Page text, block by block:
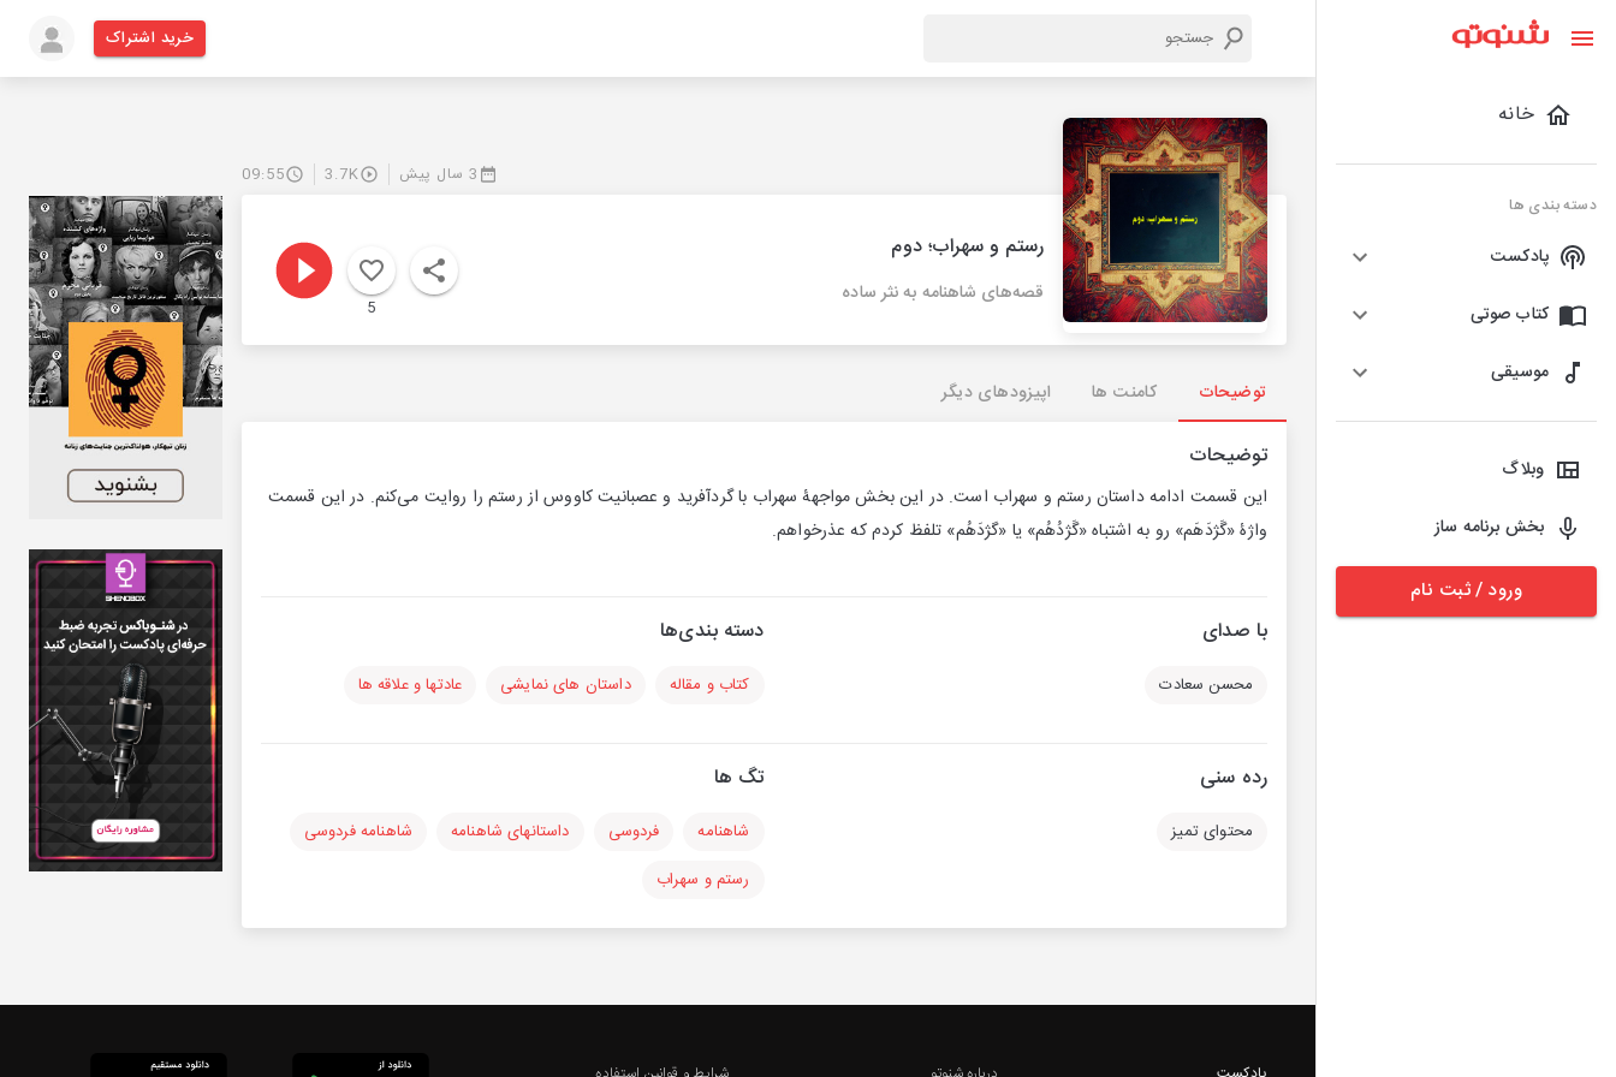
خانه
دسته بندی ها
پادکست
کتاب صوتی
موسیقی
وبلاگ
بخش برنامه ساز
ورود / ثبت نام
خرید اشتراک
3 سال پیش 3.7K
09:55
رستم و سهراب؛ دوم
قصه‌های شاهنامه به نثر ساده
5
توضیحات کامنت ها اپیزودهای دیگر
توضیحات
این قسمت ادامه داستان رستم و سهراب است. در این بخش مواجهۀ سهراب با گردآفرید و عصبانیت کاووس از رستم را روایت می‌کنم. در این قسمت
واژۀ «گَژدَهَم» رو به اشتباه «گَژدُهُم» یا «گژدَهُم» تلفظ کردم که عذرخواهم.
با صدای
محسن سعادت
دسته بندی‌ها
کتاب و مقاله داستان های نمایشی عادتها و علاقه ها
رده سنی
محتوای تمیز
تگ ها
شاهنامه فردوسی داستانهای شاهنامه
شاهنامه فردوسی
رستم و سهراب